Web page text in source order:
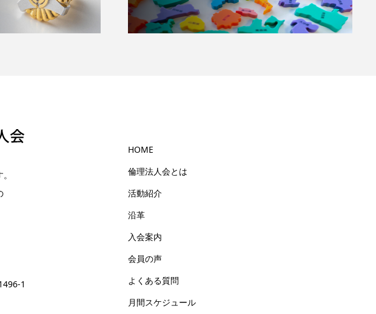
1
HOME
倫理法人会とは
活動紹介
沿革
入会案内
会員の声
よくある質問
月間スケジュール